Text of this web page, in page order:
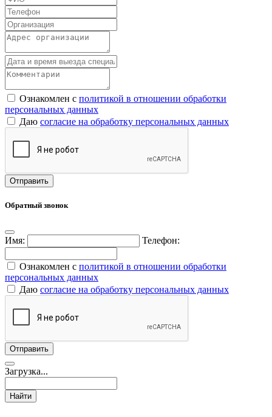
Ознакомлен с политикой в отношении обработки
персональных данных
Даю согласие на обработку персональных данных
Обратный звонок
Имя: Телефон:
Ознакомлен с политикой в отношении обработки
персональных данных
Даю согласие на обработку персональных данных
Загрузка...
Найти